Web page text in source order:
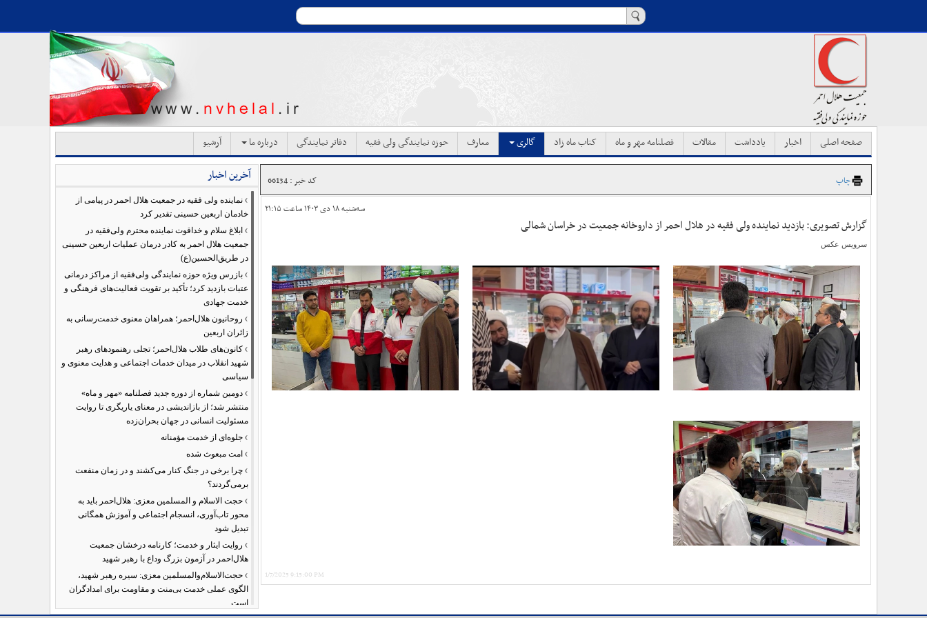
صفحه اصلی اخبار یادداشت مقالات فصلنامه مهر و ماه کتاب ماه زاد گالری معارف حوزه نمایندگی ولی فقیه دفاتر نمایندگی درباره ما آرشیو
چاپ کد خبر : 66134
گزارش تصویری: بازدید نماینده ولی فقیه در هلال احمر از داروخانه جمعیت در خراسان شمالی
سرویس عکس
سه‌شنبه ۱۸ دی ۱۴۰۳ ساعت ۲۱:۱۵
1/7/2025 9:15:00 PM
آخرین اخبار
› نماینده ولی فقیه در جمعیت هلال احمر در پیامی از
خادمان اربعین حسینی تقدیر کرد
› ابلاغ سلام و خداقوت نماینده محترم ولی‌فقیه در
جمعیت هلال احمر به کادر درمان عملیات اربعین حسینی
در طریق‌الحسین(ع)
› بازرس ویژه حوزه نمایندگی ولی‌فقیه از مراکز درمانی
عتبات بازدید کرد؛ تأکید بر تقویت فعالیت‌های فرهنگی و
خدمت جهادی
› روحانیون هلال‌احمر؛ همراهان معنوی خدمت‌رسانی به
زائران اربعین
› کانون‌های طلاب هلال‌احمر؛ تجلی رهنمودهای رهبر
شهید انقلاب در میدان خدمات اجتماعی و هدایت معنوی و
سیاسی
› دومین شماره از دوره جدید فصلنامه «مهر و ماه»
منتشر شد؛ از بازاندیشی در معنای یاریگری تا روایت
مسئولیت انسانی در جهان بحران‌زده
› جلوه‌ای از خدمت مؤمنانه
› امت مبعوث شده
› چرا برخی در جنگ کنار می‌کشند و در زمان منفعت
برمی‌گردند؟
› حجت الاسلام و المسلمین معزی: هلال‌احمر باید به
محور تاب‌آوری، انسجام اجتماعی و آموزش همگانی
تبدیل شود
› روایت ایثار و خدمت؛ کارنامه درخشان جمعیت
هلال‌احمر در آزمون بزرگ وداع با رهبر شهید
› حجت‌الاسلام‌والمسلمین معزی: سیره رهبر شهید،
الگوی عملی خدمت بی‌منت و مقاومت برای امدادگران
است